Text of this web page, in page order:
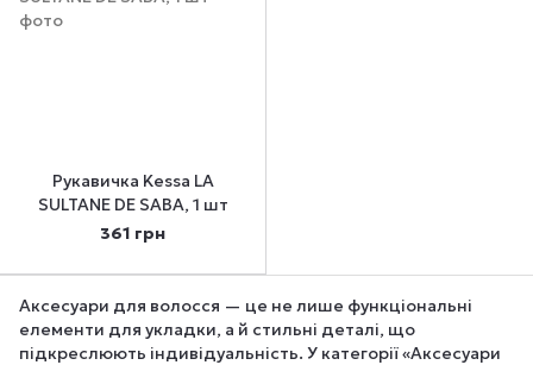
Рукавичка Kessa LA
SULTANE DE SABA, 1 шт
361 грн
Аксесуари для волосся — це не лише функціональні
елементи для укладки, а й стильні деталі, що
підкреслюють індивідуальність. У категорії «Аксесуари